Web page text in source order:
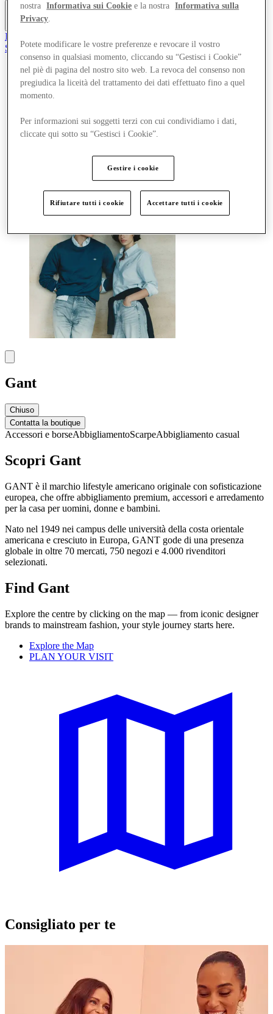
Altro
Il Club
Salvata
it
Negozi
Offerte
Pianifica la tua visita
Mangia e Bevi
Gift Card
Gant
Chiuso
Contatta la boutique
Accessori e borseAbbigliamentoScarpeAbbigliamento casual
Scopri Gant
GANT è il marchio lifestyle americano originale con sofisticazione
europea, che offre abbigliamento premium, accessori e arredamento
per la casa per uomini, donne e bambini.
Nato nel 1949 nei campus delle università della costa orientale
americana e cresciuto in Europa, GANT gode di una presenza
globale in oltre 70 mercati, 750 negozi e 4.000 rivenditori
selezionati.
Find Gant
Explore the centre by clicking on the map — from iconic designer
brands to mainstream fashion, your style journey starts here.
Explore the Map
PLAN YOUR VISIT
Consigliato per te
nostra
Informativa sui Cookie e la nostra
Informativa sulla
Privacy
Potete modificare le vostre preferenze e revocare il vostro
consenso in qualsiasi momento, cliccando su “Gestisci i Cookie”
nel piè di pagina del nostro sito web. La revoca del consenso non
pregiudica la liceità del trattamento dei dati effettuato fino a quel
momento.
Per informazioni sui soggetti terzi con cui condividiamo i dati,
cliccate qui sotto su “Gestisci i Cookie”.
Gestire i cookie
Rifiutare tutti i cookie Accettare tutti i cookie